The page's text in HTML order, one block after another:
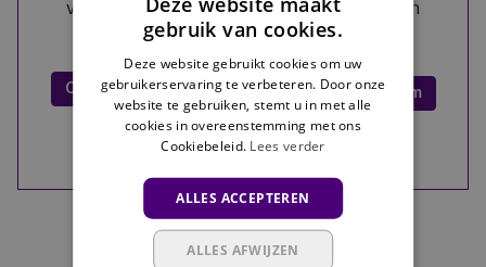
volgende kan opslaancookies waar je geen
toestemming voor hebt gegeven.
Cookies accepteren Bekijk op Instagram
Meer informatie
gebruik van cookies.
Deze website gebruikt cookies om uw
gebruikerservaring te verbeteren. Door onze
website te gebruiken, stemt u in met alle
cookies in overeenstemming met ons
Cookiebeleid. Lees verder
ALLES ACCEPTEREN
ALLES AFWIJZEN